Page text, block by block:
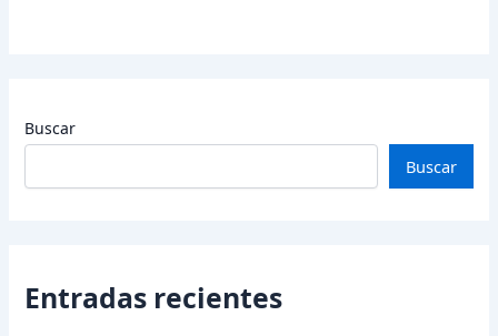
Buscar
Buscar
Entradas recientes